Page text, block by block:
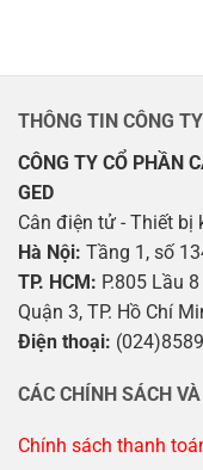
THÔNG TIN CÔNG TY
CÔNG TY CỔ PHẦN
GED
Cân điện tử - Thiết bị
Hà Nội: Tầng 1, số
TP. HCM: P.805 Lầu
Quận 3, TP. Hồ Chí
Điện thoại:
CÁC CHÍNH SÁCH
Chính sách thanh